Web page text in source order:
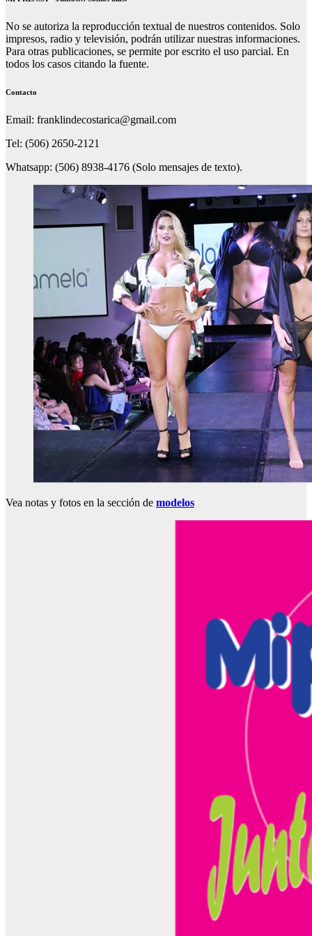
No se autoriza la reproducción textual de nuestros contenidos. Solo
impresos, radio y televisión, podrán utilizar nuestras informaciones.
Para otras publicaciones, se permite por escrito el uso parcial. En
todos los casos citando la fuente.
Contacto
Email: franklindecostarica@gmail.com
Tel: (506) 2650-2121
Whatsapp: (506) 8938-4176 (Solo mensajes de texto).
Vea notas y fotos en la sección de modelos